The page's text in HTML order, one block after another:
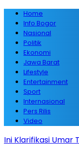
Home
Info Bogor
Nasional
Politik
Ekonomi
Jawa Barat
Lifestyle
Entertainment
Sport
Internasional
Pers Rilis
Video
Ini Klarifikasi Umar